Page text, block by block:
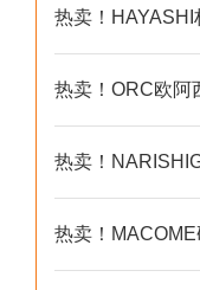
热卖！HAYASHI
热卖！ORC欧阿
热卖！
热卖！MACOME